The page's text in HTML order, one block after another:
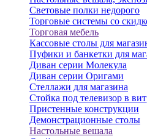
Световые полки недорого
Торговые системы со
Торговая мебель
Кассовые столы для
Пуфики и банкетки для
Диван серии Молекула
Диван серии Оригами
Стеллажи для магазина
Стойка под телевизор в
Пристенные конструкции
Демонстрационные столы
Настольные вешала